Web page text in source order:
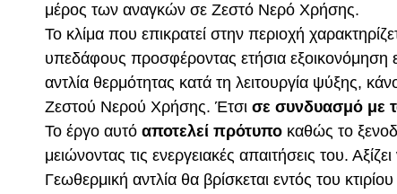
μέρος των αναγκών σε Ζεστό Νερό Χρήσης.
Το κλίμα που επικρατεί στην περιοχή
υπεδάφους προσφέροντας ετήσια εξοικονόμηση
αντλία θερμότητας κατά τη λειτουργία ψύξης,
Ζεστού Νερού Χρήσης. Έτσι σε συνδυασμό με
Το έργο αυτό αποτελεί πρότυπο καθώς το
μειώνοντας τις ενεργειακές απαιτήσεις του.
Γεωθερμική αντλία θα βρίσκεται εντός του